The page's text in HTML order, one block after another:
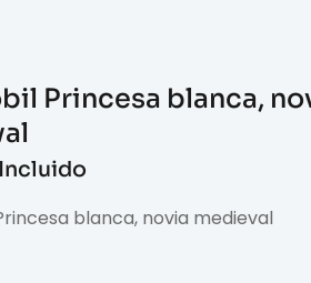
Princesa blanca,
blanca, novia medieval